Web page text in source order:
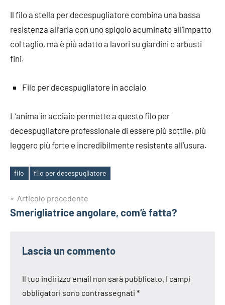
Il filo a stella per decespugliatore combina una bassa
resistenza all’aria con uno spigolo acuminato all’impatto
col taglio, ma è più adatto a lavori su giardini o arbusti
fini.
Filo per decespugliatore in acciaio
L’anima in acciaio permette a questo filo per
decespugliatore professionale di essere più sottile, più
leggero più forte e incredibilmente resistente all’usura.
Tag
filo filo per decespugliatore
Navigazione
articoli
Articolo precedente
Smerigliatrice angolare, com’è fatta?
Lascia un commento
Il tuo indirizzo email non sarà pubblicato. I campi
obbligatori sono contrassegnati *